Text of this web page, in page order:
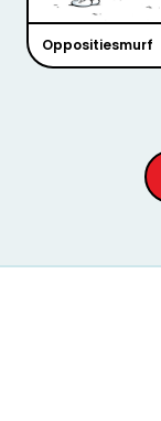
Oppositiesmurf